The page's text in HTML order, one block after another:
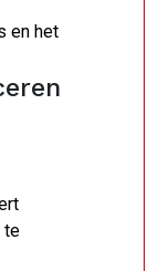
en het
te